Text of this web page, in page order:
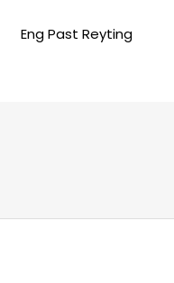
Eng Past Reyting